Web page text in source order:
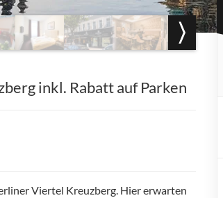
inkl. Rabatt auf Parken
Viertel Kreuzberg. Hier erwarten